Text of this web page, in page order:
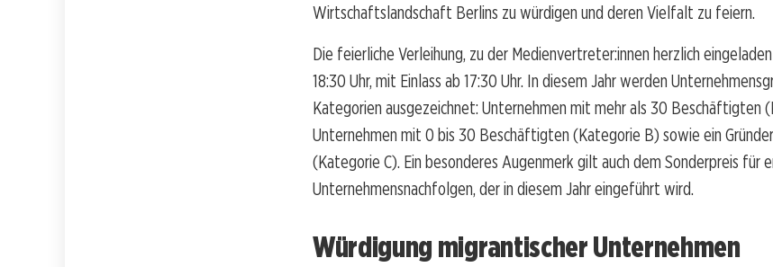
Wirtschaftslandschaft Berlins zu würdigen und deren Vielfalt zu feiern.
Die feierliche Verleihung, zu der Medienvertreter:innen herzlich
18:30 Uhr, mit Einlass ab 17:30 Uhr. In diesem Jahr werden
Kategorien ausgezeichnet: Unternehmen mit mehr als 30 Beschäftigten
Unternehmen mit 0 bis 30 Beschäftigten (Kategorie B) sowie ein
(Kategorie C). Ein besonderes Augenmerk gilt auch dem Sonderpreis für
Unternehmensnachfolgen, der in diesem Jahr eingeführt wird.
Würdigung migrantischer Unternehmen